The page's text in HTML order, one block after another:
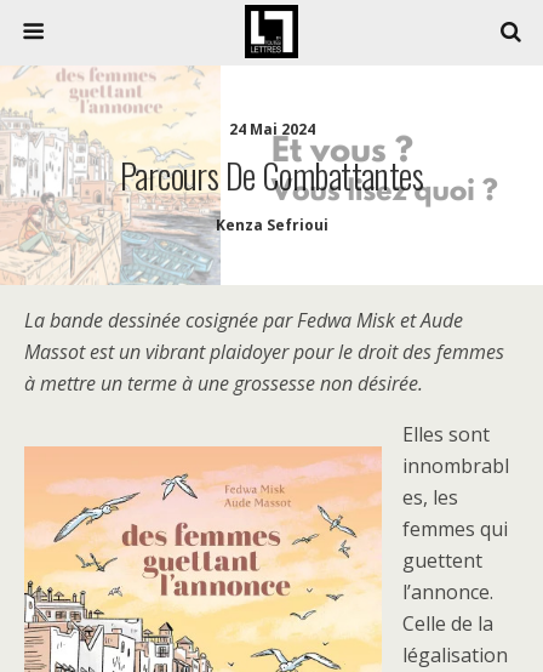
24 Mai 2024
Parcours De Combattantes
Kenza Sefrioui
La bande dessinée cosignée par Fedwa Misk et Aude
Massot est un vibrant plaidoyer pour le droit des femmes
à mettre un terme à une grossesse non désirée.
Elles sont
innombrabl
es, les
femmes qui
guettent
l’annonce.
Celle de la
légalisation